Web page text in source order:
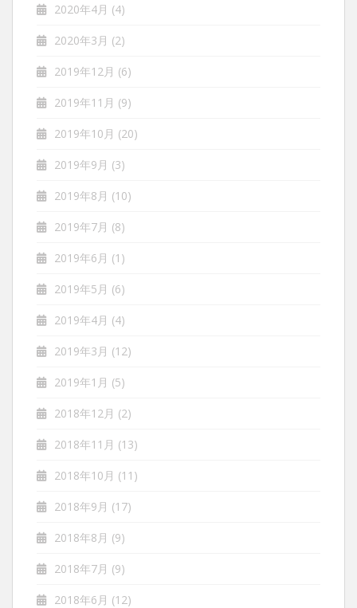
2020年4月 (4)
2020年3月 (2)
2019年12月 (6)
2019年11月 (9)
2019年10月 (20)
2019年9月 (3)
2019年8月 (10)
2019年7月 (8)
2019年6月 (1)
2019年5月 (6)
2019年4月 (4)
2019年3月 (12)
2019年1月 (5)
2018年12月 (2)
2018年11月 (13)
2018年10月 (11)
2018年9月 (17)
2018年8月 (9)
2018年7月 (9)
2018年6月 (12)